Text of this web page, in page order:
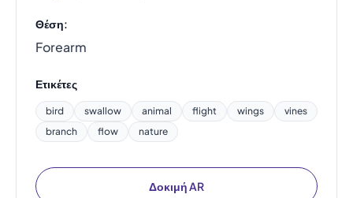
Θέση:
Forearm
Ετικέτες
bird swallow animal flight wings
vines
branch
flow nature
Δοκιμή AR